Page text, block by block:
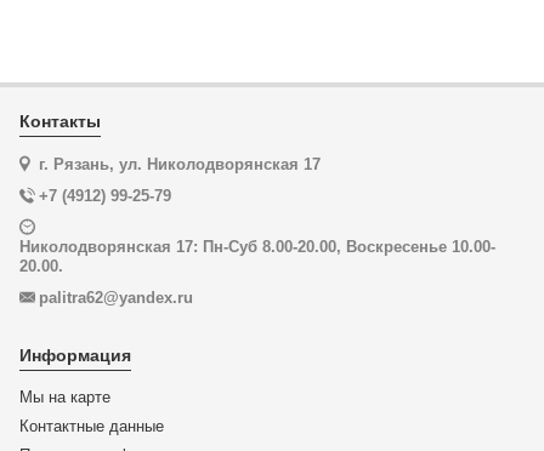
Контакты
г. Рязань, ул. Николодворянская 17
+7 (4912) 99-25-79
Николодворянская 17: Пн-Суб 8.00-20.00, Воскресенье 10.00-
20.00.
palitra62@yandex.ru
Информация
Мы на карте
Контактные данные